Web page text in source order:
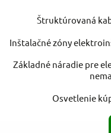
Štruktúrovaná
Inštalačné zóny
Základné náradie pre
Osvetlenie